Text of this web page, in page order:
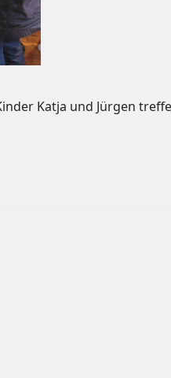
Katja und Jürgen